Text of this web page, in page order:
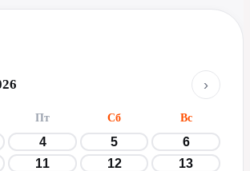
›
Пт Сб Вс
4 5
6
11 12
13